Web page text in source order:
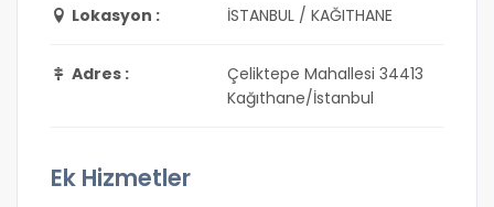
Lokasyon : İSTANBUL / KAĞITHANE
Adres :
Çeliktepe Mahallesi 34413
Kağıthane/İstanbul
Ek Hizmetler